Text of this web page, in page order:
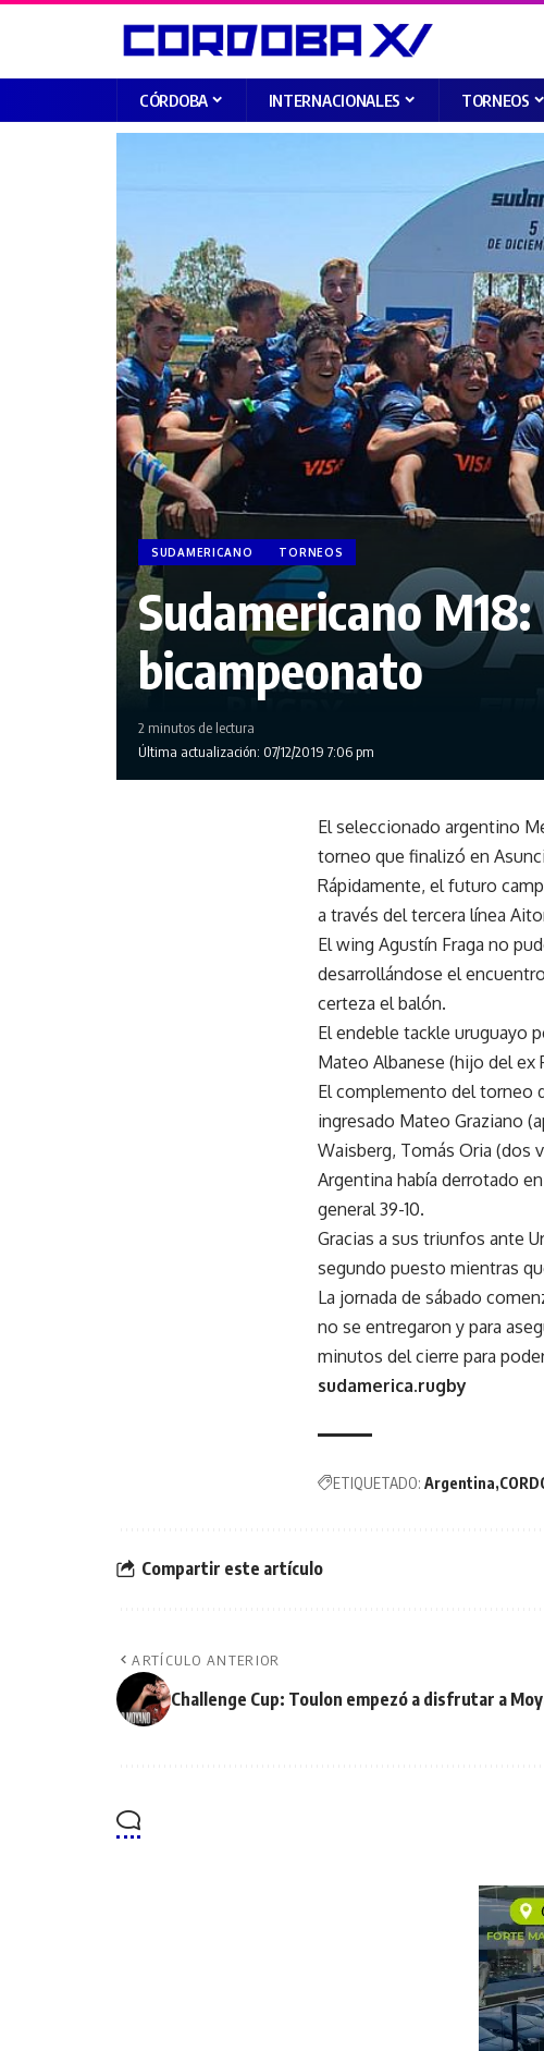
CÓRDOBA INTERNACIONALES TORNEOS
SUDAMERICANO TORNEOS
Sudamericano
bicampeonato
Última actualización: 07/12/2019 7:06 pm
2 minutos de lectura
El seleccionado argentino
torneo que finalizó en
Rápidamente, el futuro
a través del tercera línea
El wing Agustín Fraga no
desarrollándose el
certeza el balón.
El endeble tackle uruguayo
Mateo Albanese (hijo del ex
El complemento del torneo
ingresado Mateo Graziano
Waisberg, Tomás Oria (dos
Argentina había derrotado
general 39-10.
Gracias a sus triunfos ante
segundo puesto mientras
La jornada de sábado
no se entregaron y para
minutos del cierre para
sudamerica.rugby
ETIQUETADO: Argentina
Compartir este artículo
ARTÍCULO ANTERIOR
Challenge Cup: Toulon empezó a disfrutar a